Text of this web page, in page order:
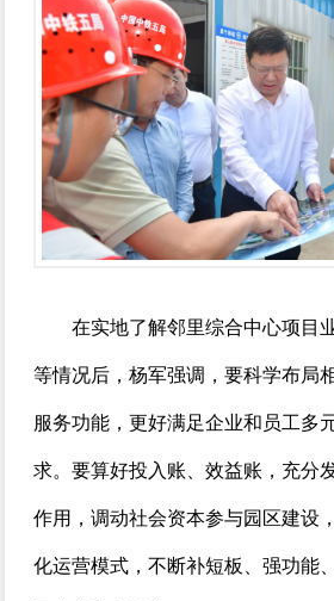
在实地了解邻里综合中心项目
等情况后，杨军强调，要科学布局
服务功能，更好满足企业和员工多
求。要算好投入账、效益账，充分
作用，调动社会资本参与园区建设
化运营模式，不断补短板、强功能